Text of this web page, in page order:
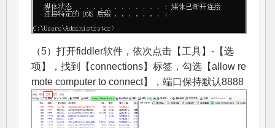
（5）打开fiddler软件，依次点击【工具】-【选
项】，找到【connections】标签，勾选【allow re
mote computer to connect】，端口保持默认8888